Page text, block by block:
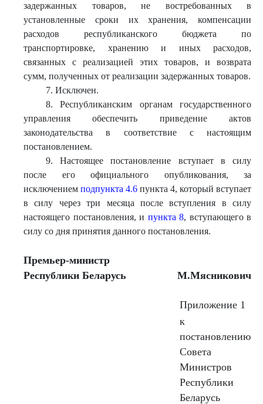
задержанных товаров, не востребованных в
установленные сроки их хранения, компенсации
расходов республиканского бюджета по
транспортировке, хранению и иных расходов,
связанных с реализацией этих товаров, и возврата
сумм, полученных от реализации задержанных товаров.
7. Исключен.
8. Республиканским органам государственного
управления обеспечить приведение актов
законодательства в соответствие с настоящим
постановлением.
9. Настоящее постановление вступает в силу
после его официального опубликования, за
исключением подпункта 4.6 пункта 4, который вступает
в силу через три месяца после вступления в силу
настоящего постановления, и пункта 8, вступающего в
силу со дня принятия данного постановления.
Премьер-министр
Республики Беларусь
М.Мясникович
Приложение 1
к
постановлению
Совета
Министров
Республики
Беларусь